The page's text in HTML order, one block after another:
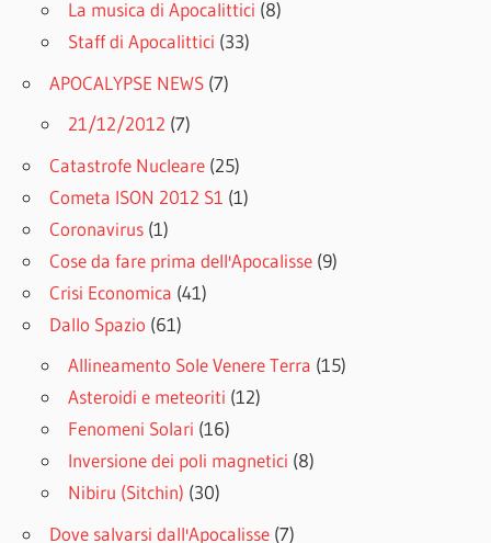
La musica di Apocalittici (8)
Staff di Apocalittici (33)
APOCALYPSE NEWS (7)
21/12/2012 (7)
Catastrofe Nucleare (25)
Cometa ISON 2012 S1 (1)
Coronavirus (1)
Cose da fare prima dell'Apocalisse (9)
Crisi Economica (41)
Dallo Spazio (61)
Allineamento Sole Venere Terra (15)
Asteroidi e meteoriti (12)
Fenomeni Solari (16)
Inversione dei poli magnetici (8)
Nibiru (Sitchin) (30)
Dove salvarsi dall'Apocalisse (7)